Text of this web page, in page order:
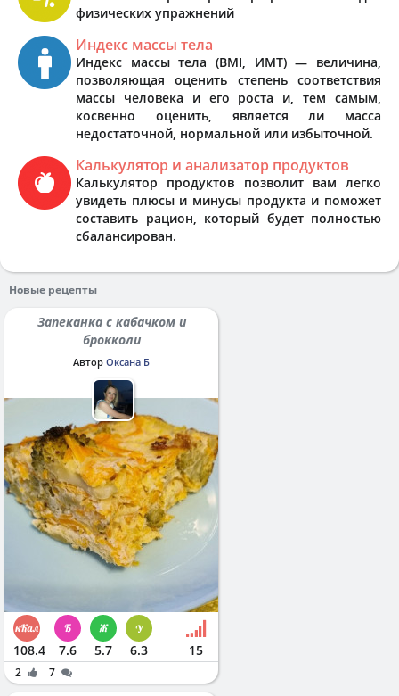
физических упражнений
Индекс массы тела
Индекс массы тела (BMI, ИМТ) — величина,
позволяющая оценить степень соответствия
массы человека и его роста и, тем самым,
косвенно оценить, является ли масса
недостаточной, нормальной или избыточной.
Калькулятор и анализатор продуктов
Калькулятор продуктов позволит вам легко
увидеть плюсы и минусы продукта и поможет
составить рацион, который будет полностью
сбалансирован.
Новые рецепты
Запеканка с кабачком и
брокколи
Автор Оксана Б
108.4 7.6 5.7 6.3 15
2 7